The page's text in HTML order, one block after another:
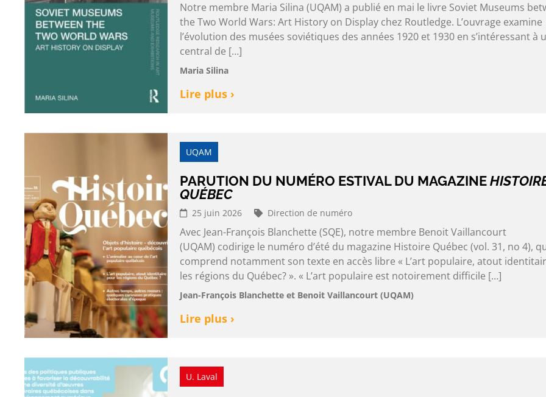
Notre membre Maria Silina (UQAM) a publié en mai le livre Soviet Museums
the Two World Wars: Art History on Display chez Routledge. L’ouvrage examine
l’évolution des musées soviétiques des années 1920 et 1930 en s’intéressant à
central de […]
Maria Silina
Lire plus ›
UQAM
PARUTION DU NUMÉRO ESTIVAL DU MAGAZINE
QUÉBEC
25 juin 2026 Direction de numéro
Avec Jean-François Blanchette (SQE), notre membre Benoit Vaillancourt
(UQAM) codirige le numéro d’été du magazine Histoire Québec (vol. 31, no 4),
comprend notamment son texte en accès libre « L’art populaire, atout
les régions du Québec? ». « L’art populaire est notoirement difficile […]
Jean-François Blanchette et Benoit Vaillancourt (UQAM)
Lire plus ›
U. Laval